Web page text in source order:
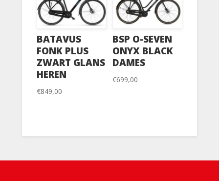
BATAVUS
FONK PLUS
ZWART GLANS
HEREN
€849,00
BSP O-SEVEN
ONYX BLACK
DAMES
€699,00